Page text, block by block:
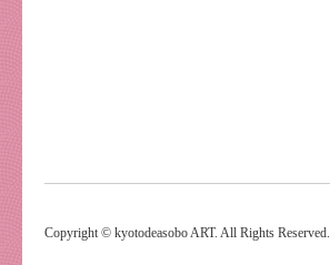
Copyright © kyotodeasobo ART. All Rights Reserved.